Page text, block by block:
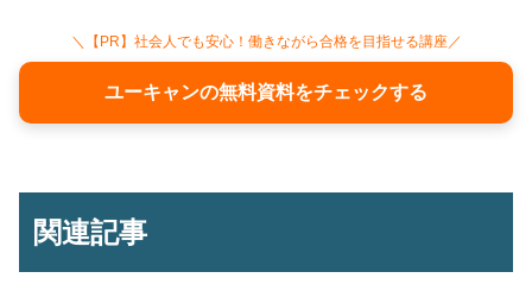
＼【PR】社会人でも安心！働きながら合格を目指せる講座／
ユーキャンの無料資料をチェックする
関連記事